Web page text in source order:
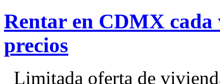
Rentar en CDMX cada
precios
Limitada oferta de